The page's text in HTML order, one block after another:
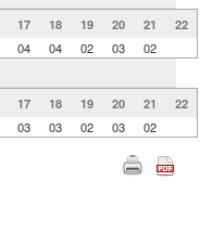
17 18 19 20 21
22
04 04 02 03
02
17 18 19 20 21
22
03 03 02 03 02